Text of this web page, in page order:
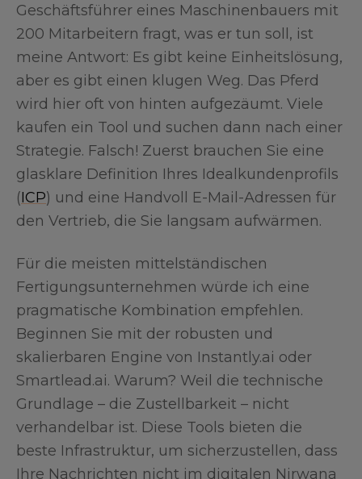
Geschäftsführer eines Maschinenbauers mit
200 Mitarbeitern fragt, was er tun soll, ist
meine Antwort: Es gibt keine Einheitslösung,
aber es gibt einen klugen Weg. Das Pferd
wird hier oft von hinten aufgezäumt. Viele
kaufen ein Tool und suchen dann nach einer
Strategie. Falsch! Zuerst brauchen Sie eine
glasklare Definition Ihres Idealkundenprofils
(ICP) und eine Handvoll E-Mail-Adressen für
den Vertrieb, die Sie langsam aufwärmen.
Für die meisten mittelständischen
Fertigungsunternehmen würde ich eine
pragmatische Kombination empfehlen.
Beginnen Sie mit der robusten und
skalierbaren Engine von Instantly.ai oder
Smartlead.ai. Warum? Weil die technische
Grundlage – die Zustellbarkeit – nicht
verhandelbar ist. Diese Tools bieten die
beste Infrastruktur, um sicherzustellen, dass
Ihre Nachrichten nicht im digitalen Nirwana